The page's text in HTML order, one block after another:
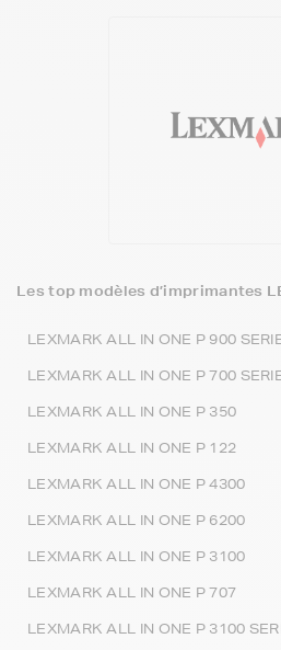
Les top modèles d’imprimantes
LEXMARK ALL IN ONE P 900
LEXMARK ALL IN ONE P 700
LEXMARK ALL IN ONE P 350
LEXMARK ALL IN ONE P 122
LEXMARK ALL IN ONE P 4300
LEXMARK ALL IN ONE P 6200
LEXMARK ALL IN ONE P 3100
LEXMARK ALL IN ONE P 707
LEXMARK ALL IN ONE P 3100